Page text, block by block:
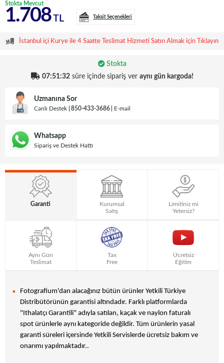
Stokta Mevcut
1.708TL Taksit Seçenekleri
İstanbul içi Kurye ile 4 Saatte Teslimat Hizmeti Satın Almak için Tıklayın
Stokta
07:51:32süre içinde sipariş ver aynı gün kargoda!
Uzmanına Sor
Canlı Destek 850-433-3686 E-mail
Whatsapp
Sipariş ve Destek Hattı
Garanti
Kurumsal
Satış
Limitiniz mi
Yetersiz?
Aynı Gün
Teslimat
Tax
Free
Ücretsiz
Eğitim
Fotografium'dan alacağınız bütün ürünler Yetkili Türkiye
Distribütörünün garantisi altındadır. Farklı platformlarda
"Ithalatçı Garantili" adıyla satılan, kaçak ve naylon faturalı
spot ürünlerle aynı kategoride değildir. Tüm ürünlerin yasal
garanti süreleri içersinde Yetkili Servislerde ücretsiz bakım ve
onarımı yapılmaktadır..